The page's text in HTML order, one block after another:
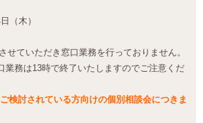
（木）
せていただき窓口業務を行っておりません。
業務は13時で終了いたしますのでご注意くだ
検討されている方向けの個別相談会につきま